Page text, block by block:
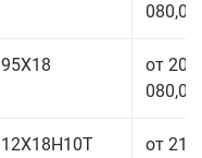
080,00
95Х18
от 208
080,00
12Х18Н10Т
от 210